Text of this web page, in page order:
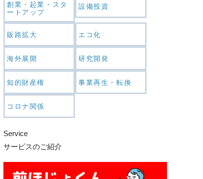
創業・起業・スタ
ートアップ
設備投資
販路拡大 エコ化
海外展開 研究開発
知的財産権 事業再生・転換
コロナ関係
Service
サービスのご紹介